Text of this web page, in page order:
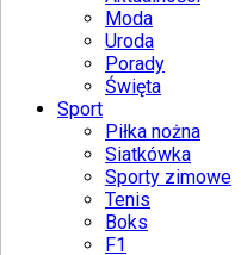
Moda
Uroda
Porady
Święta
Sport
Piłka nożna
Siatkówka
Sporty zimowe
Tenis
Boks
F1